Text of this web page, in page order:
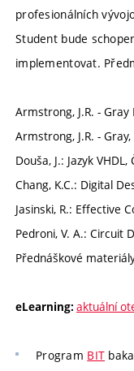
profesionálních
Student bude
implementovat.
Armstrong, J.R. -
Armstrong, J.R. -
Douša, J.: Jazyk
Chang, K.C.: Digital
Jasinski, R.: Effective
Pedroni, V. A.: Circuit
Přednáškové
eLearning: aktuální
Program BIT